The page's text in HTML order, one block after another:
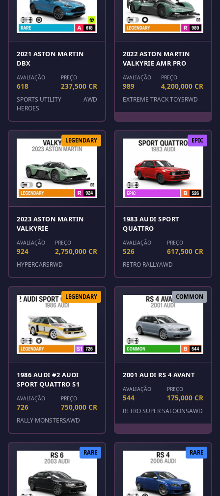
2021 ASTON MARTIN
DBX
AVALIAÇÃO
618
PREÇO
237,500 CR
SPORTS UTILITY
HEROES
AWD
2022 ASTON MARTIN
VALKYRIE AMR PRO
AVALIAÇÃO
989
PREÇO
4,200,000 CR
EXTREME TRACK TOYSRWD
LEGENDARY
2023 ASTON MARTIN
VALKYRIE
AVALIAÇÃO
924
PREÇO
2,750,000 CR
HYPERCARSRWD
EPIC
1983 AUDI SPORT
QUATTRO
AVALIAÇÃO
526
PREÇO
617,500 CR
RETRO RALLYAWD
LEGENDARY
1986 AUDI #2 AUDI
SPORT QUATTRO S1
AVALIAÇÃO
726
PREÇO
750,000 CR
RALLY MONSTERSAWD
COMMON
2001 AUDI RS 4 AVANT
AVALIAÇÃO
544
PREÇO
175,000 CR
RETRO SUPER SALOONSAWD
RARE RARE